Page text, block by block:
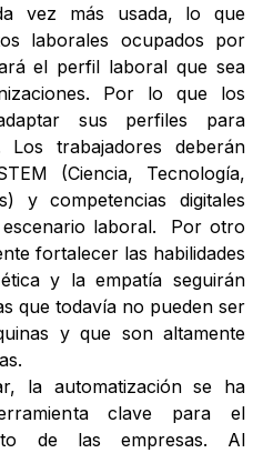
vez más usada, lo que
laborales ocupados por
el perfil laboral que sea
Por lo que los
sus perfiles para
trabajadores deberán
(Ciencia, Tecnología,
y competencias digitales
laboral. Por otro
fortalecer las habilidades
y la empatía seguirán
que todavía no pueden ser
y que son altamente
la automatización se ha
clave para el
de las empresas. Al